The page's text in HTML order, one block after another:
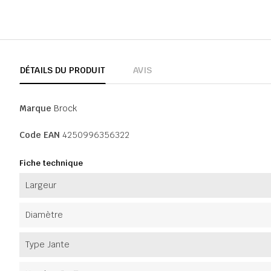
DÉTAILS DU PRODUIT AVIS
Marque Brock
Code EAN 4250996356322
Fiche technique
Largeur
Diamètre
Type Jante